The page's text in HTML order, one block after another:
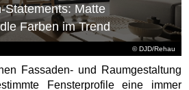
© DJD/Rehau
Statements: Matte
Farben im Trend
Fassaden- und Raumgestaltung
Fensterprofile eine immer